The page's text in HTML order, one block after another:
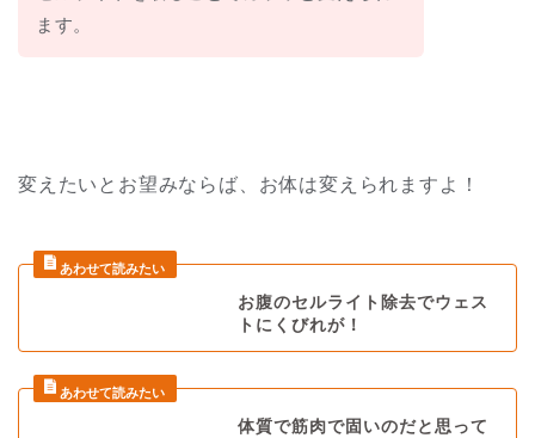
ます。
変えたいとお望みならば、お体は変えられますよ！
お腹のセルライト除去でウェス
トにくびれが！
体質で筋肉で固いのだと思って